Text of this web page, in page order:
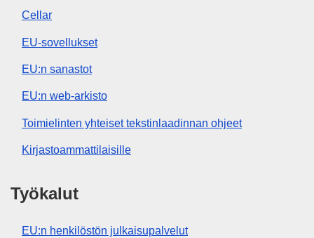
Cellar
EU-sovellukset
EU:n sanastot
EU:n web-arkisto
Toimielinten yhteiset tekstinlaadinnan ohjeet
Kirjastoammattilaisille
Työkalut
EU:n henkilöstön julkaisupalvelut